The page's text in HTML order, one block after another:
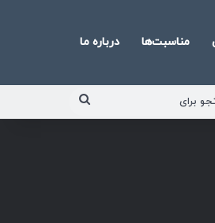
مناسبت‌ها درباره ما